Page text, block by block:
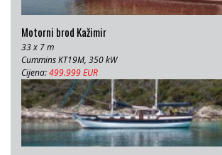
Motorni brod Kažimir
33 x 7 m
Cummins KT19M, 350 kW
Cijena:499.999 EUR